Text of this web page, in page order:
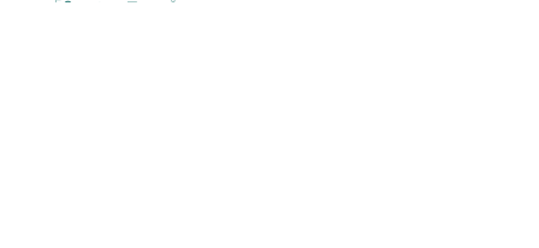
「3つのステップ」